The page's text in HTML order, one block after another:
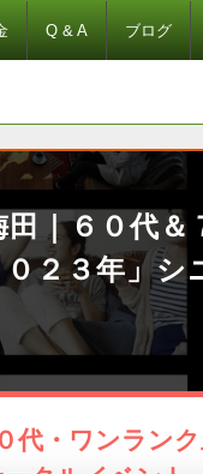
Q & A ブログ
｜６０代
２３年」
代・ワンラン